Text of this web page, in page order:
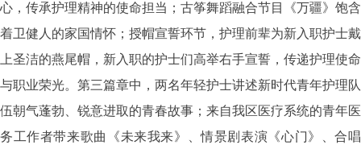
心，传承护理精神的使命担当；古筝舞蹈融合节目《万疆》饱含
着卫健人的家国情怀；授帽宣誓环节，护理前辈为新入职护士戴
上圣洁的燕尾帽，新入职的护士们高举右手宣誓，传递护理使命
与职业荣光。第三篇章中，两名年轻护士讲述新时代青年护理队
伍朝气蓬勃、锐意进取的青春故事；来自我区医疗系统的青年医
务工作者带来歌曲《未来我来》、情景剧表演《心门》、合唱